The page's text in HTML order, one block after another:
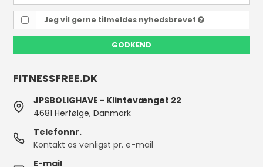
Jeg vil gerne tilmeldes nyhedsbrevet
GODKEND
FITNESSFREE.DK
JPSBOLIGHAVE - Klintevænget 22
4681 Herfølge, Danmark
Telefonnr.
Kontakt os venligst pr. e-mail
E-mail